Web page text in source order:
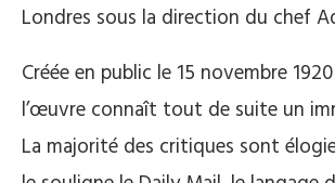
Londres sous la direction du chef
Créée en public le 15 novembre
l’œuvre connaît tout de suite un
La majorité des critiques sont